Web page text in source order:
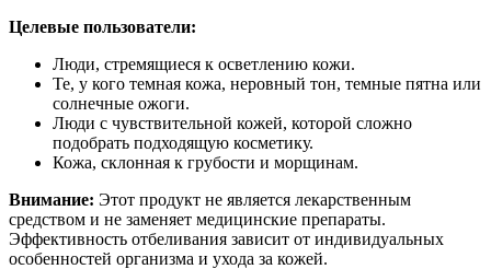
Целевые пользователи:
Люди, стремящиеся к осветлению кожи.
Те, у кого темная кожа, неровный тон, темные пятна или
солнечные ожоги.
Люди с чувствительной кожей, которой сложно
подобрать подходящую косметику.
Кожа, склонная к грубости и морщинам.
Внимание: Этот продукт не является лекарственным
средством и не заменяет медицинские препараты.
Эффективность отбеливания зависит от индивидуальных
особенностей организма и ухода за кожей.